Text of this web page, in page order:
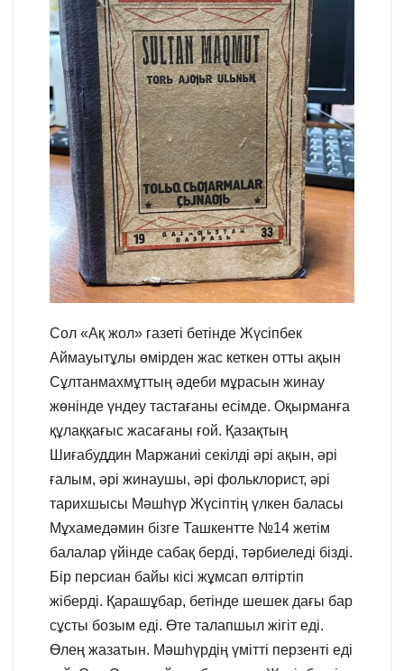
Сол «Ақ жол» газеті бетінде Жүсіпбек
Аймауытұлы өмірден жас кеткен отты ақын
Сұлтанмахмұттың әдеби мұрасын жинау
жөнінде үндеу тастағаны есімде. Оқырманға
құлаққағыс жасағаны ғой. Қазақтың
Шиғабуддин Маржаниі секілді әрі ақын, әрі
ғалым, әрі жинаушы, әрі фольклорист, әрі
тарихшысы Мәшһүр Жүсіптің үлкен баласы
Мұхамедәмин бізге Ташкентте №14 жетім
балалар үйінде сабақ берді, тәрбиеледі бізді.
Бір персиан байы кісі жұмсап өлтіртіп
жіберді. Қарашұбар, бетінде шешек дағы бар
сұсты бозым еді. Өте талапшыл жігіт еді.
Өлең жазатын. Мәшһүрдің үмітті перзенті еді